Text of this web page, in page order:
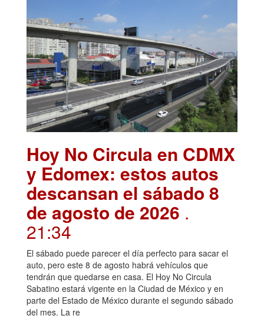
Hoy No Circula en CDMX
y Edomex: estos autos
descansan el sábado 8
de agosto de 2026 .
21:34
El sábado puede parecer el día perfecto para sacar el
auto, pero este 8 de agosto habrá vehículos que
tendrán que quedarse en casa. El Hoy No Circula
Sabatino estará vigente en la Ciudad de México y en
parte del Estado de México durante el segundo sábado
del mes. La re